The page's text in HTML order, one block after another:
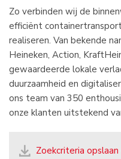
Zo verbinden wij de
efficiënt
realiseren. Van bekende
Heineken, Action,
gewaardeerde lokale
duurzaamheid en
ons team van 350
onze klanten uitstekend
Zoekcriteria